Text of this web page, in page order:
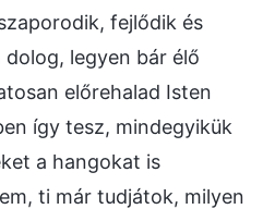
fejlődik és
legyen bár élő
előrehalad Isten
így tesz, mindegyikük
a hangokat is
ti már tudjátok, milyen